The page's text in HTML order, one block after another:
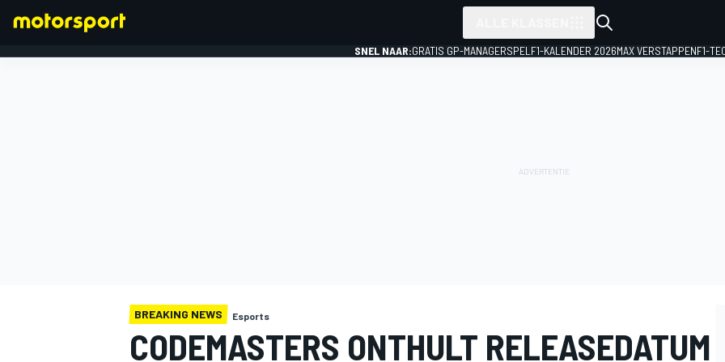
SNEL NAAR:GRATIS GP-MANAGERSPEL F1-KALENDER 2026MAX VERSTAPPENF1-
BREAKING NEWS Esports
CODEMASTERS ONTHULT RELEASEDATUM